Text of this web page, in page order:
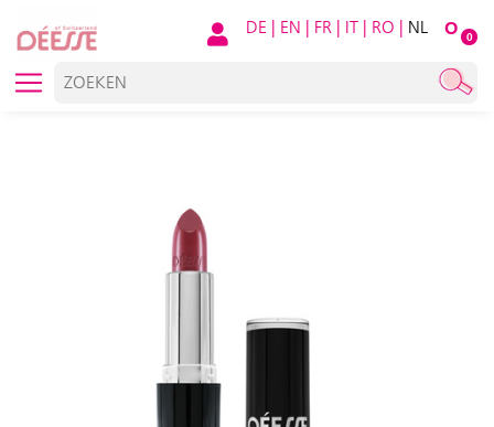
O 0
DE | EN | FR | IT | RO | NL